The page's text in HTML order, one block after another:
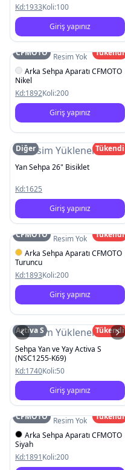
Kd:1933Koli:100
Giriş yapınız
Resim Yok
CFMOTO
Tükendi
Arka Sehpa Aparatı CFMOTO
Nikel
Kd:1892Koli:200
Giriş yapınız
Resim Yüklenemedi
Diğer
Tükendi
Yan Sehpa 26" Bisiklet
Kd:1625
Giriş yapınız
Resim Yok
CFMOTO
Tükendi
Arka Sehpa Aparatı CFMOTO
Turuncu
Kd:1893Koli:200
Giriş yapınız
Resim Yüklenemedi
Activa S
Tükendi
Sehpa Yan ve Yay Activa S
(NSC1255-K69)
Kd:1740Koli:50
Giriş yapınız
Resim Yok
CFMOTO
Tükendi
Arka Sehpa Aparatı CFMOTO
Siyah
Kd:1891Koli:200